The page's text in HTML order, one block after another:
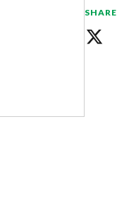
SHARE